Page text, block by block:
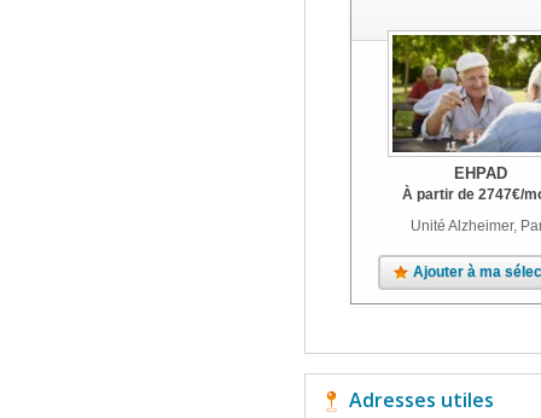
EHPAD
À partir de 2747€/
Unité Alzheimer,
Ajouter à ma
Adresses utiles